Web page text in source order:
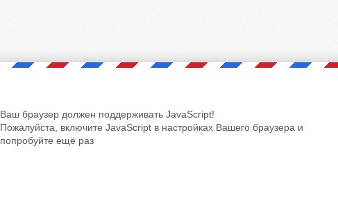
Ваш браузер должен поддерживать JavaScript!
Пожалуйста, включите JavaScript в настройках Вашего браузера и
попробуйте ещё раз